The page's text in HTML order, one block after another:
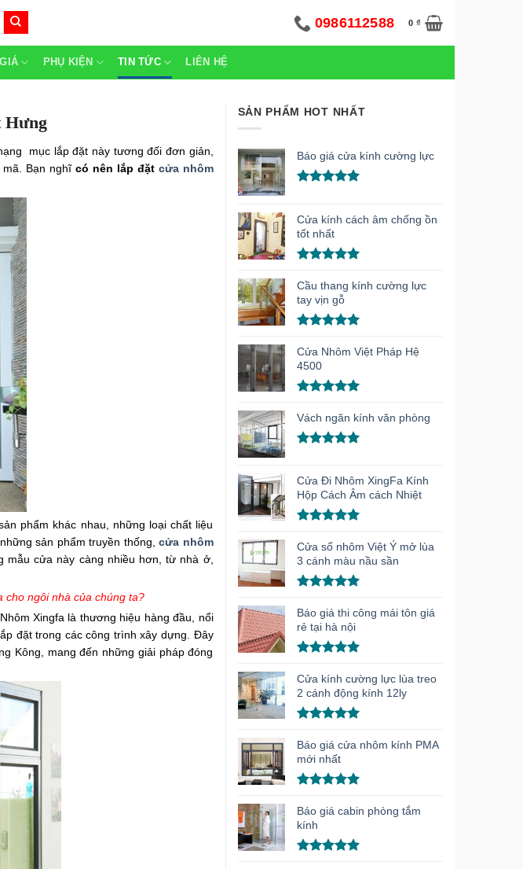
0986112588 0 ₫
PHỤ KIỆN TIN TỨC LIÊN HỆ
Hưng
mục lắp đặt này tương đối đơn giản,
Bạn nghĩ có nên lắp đặt cửa nhôm
phẩm khác nhau, những loại chất liệu
sản phẩm truyền thống,cửa nhôm
cửa này càng nhiều hơn, từ nhà ở,
cho ngôi nhà của chúng ta?
Xingfa là thương hiệu hàng đầu, nổi
đặt trong các công trình xây dựng. Đây
Kông, mang đến những giải pháp đóng
SẢN PHẨM HOT NHẤT
Báo giá cửa kính cường lực
5 sao
Cửa kính cách âm chống ồn
tốt nhất
hạng5.00
5 sao
Cầu thang kính cường lực
tay vịn gỗ
hạng5.00
5 sao
Cửa Nhôm Việt Pháp Hệ
4500
hạng5.00
5 sao
Vách ngăn kính văn phòng
5 sao
Cửa Đi Nhôm XingFa Kính
Hộp Cách Âm cách Nhiệt
hạng5.00
5 sao
Cửa sổ nhôm Việt Ý mở lùa
3 cánh màu nầu sần
hạng5.00
5 sao
Báo giá thi công mái tôn giá
rẻ tại hà nội
hạng5.00
5 sao
Cửa kính cường lực lùa treo
2 cánh động kính 12ly
hạng5.00
5 sao
Báo giá cửa nhôm kính PMA
mới nhất
hạng5.00
5 sao
Báo giá cabin phòng tắm
kính